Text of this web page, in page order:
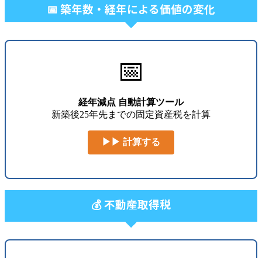
📅 築年数・経年による価値の変化
📅
経年減点 自動計算ツール
新築後25年先までの固定資産税を計算
▶▶ 計算する
💰 不動産取得税